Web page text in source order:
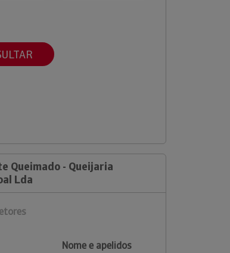
Queimado - Queijaria
Lda
Nome e apelidos